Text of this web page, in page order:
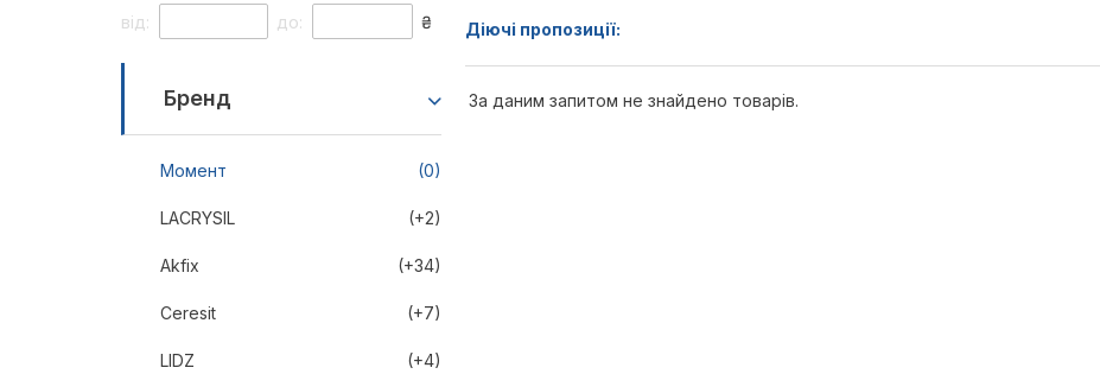
від: до: ₴
Бренд
Момент (0)
LACRYSIL (+2)
Akfix (+34)
Ceresit (+7)
LIDZ (+4)
Діючі пропозиції:
За даним запитом не знайдено товарів.